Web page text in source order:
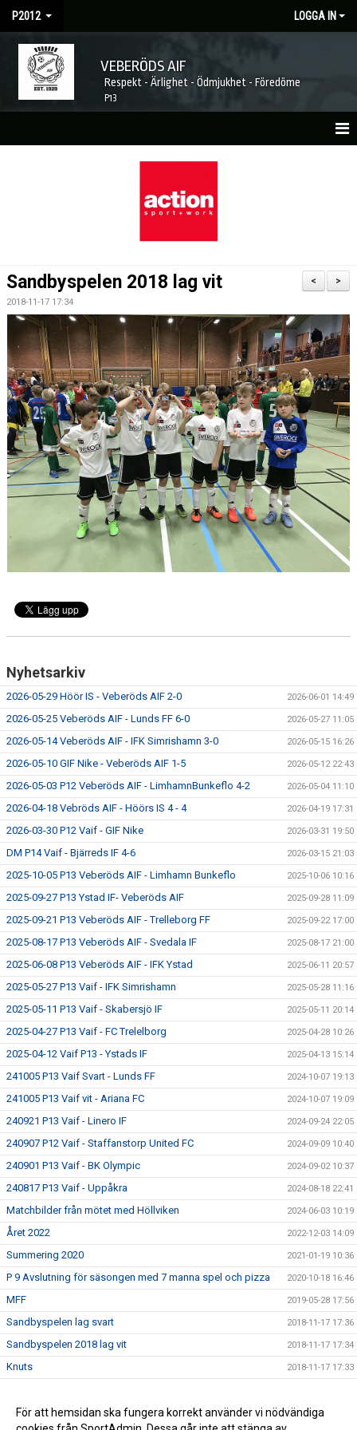
P2012 LOGGA IN
VEBERÖDS AIF
Respekt - Ärlighet - Ödmjukhet - Föredöme
P13
BILDGALLERI
DOKUMENT
KONTAKT
>
<
Sandbyspelen 2018 lag vit
2018-11-17 17:34
Nyhetsarkiv
2026-05-29 Höör IS - Veberöds AIF 2-0 2026-06-01 14:49
2026-05-25 Veberöds AIF - Lunds FF 6-0 2026-05-27 11:05
2026-05-14 Veberöds AIF - IFK Simrishamn 3-0 2026-05-15 16:26
2026-05-10 GIF Nike - Veberöds AIF 1-5 2026-05-12 22:43
2026-05-03 P12 Veberöds AIF - LimhamnBunkeflo 4-2 2026-05-04 11:10
2026-04-18 Vebröds AIF - Höörs IS 4 - 4 2026-04-19 17:31
2026-03-30 P12 Vaif - GIF Nike 2026-03-31 19:50
DM P14 Vaif - Bjärreds IF 4-6 2026-03-15 21:03
2025-10-05 P13 Veberöds AIF - Limhamn Bunkeflo 2025-10-06 10:16
2025-09-27 P13 Ystad IF- Veberöds AIF 2025-09-28 11:09
2025-09-21 P13 Veberöds AIF - Trelleborg FF 2025-09-22 17:00
2025-08-17 P13 Veberöds AIF - Svedala IF 2025-08-17 21:00
2025-06-08 P13 Veberöds AIF - IFK Ystad 2025-06-11 20:57
2025-05-27 P13 Vaif - IFK Simrishamn 2025-05-28 11:16
2025-05-11 P13 Vaif - Skabersjö IF 2025-05-11 20:14
2025-04-27 P13 Vaif - FC Trelelborg 2025-04-28 10:26
2025-04-12 Vaif P13 - Ystads IF 2025-04-13 15:14
241005 P13 Vaif Svart - Lunds FF 2024-10-07 19:13
241005 P13 Vaif vit - Ariana FC 2024-10-07 19:09
240921 P13 Vaif - Linero IF 2024-09-24 22:05
240907 P12 Vaif - Staffanstorp United FC 2024-09-09 10:40
240901 P13 Vaif - BK Olympic 2024-09-02 10:37
240817 P13 Vaif - Uppåkra 2024-08-18 22:41
Matchbilder från mötet med Höllviken 2024-06-03 10:19
Året 2022 2022-12-03 14:09
Summering 2020 2021-01-19 10:36
P 9 Avslutning för säsongen med 7 manna spel och pizza 2020-10-18 16:46
MFF 2019-05-28 17:56
Sandbyspelen lag svart 2018-11-17 17:36
Sandbyspelen 2018 lag vit 2018-11-17 17:34
Knuts 2018-11-17 17:33
Löddespel Staffanstorp 2018-04-28 14:29
För att hemsidan ska fungera korrekt använder vi nödvändiga